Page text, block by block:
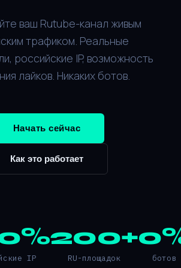
ваш Rutube-канал живым
трафиком. Реальные
российские IP, возможность
лайков. Никаких ботов.
Начать сейчас
Как это работает
IP
200+
RU-площадок ботов